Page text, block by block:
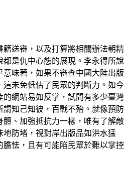
送審，以及打算將相關辦法朝精
是仇中心態的展現。李永得所說
味著，如果不審查中國大陸出版
這未免低估了民眾的判斷力。如今
網站易如反掌，試問有多少臺灣
謂知己知彼，百戰不殆。就像預防
、加強抵抗力一樣，唯有了解敵
地防堵，視對岸出版品如洪水猛
怯，且有可能陷民眾於難以掌控